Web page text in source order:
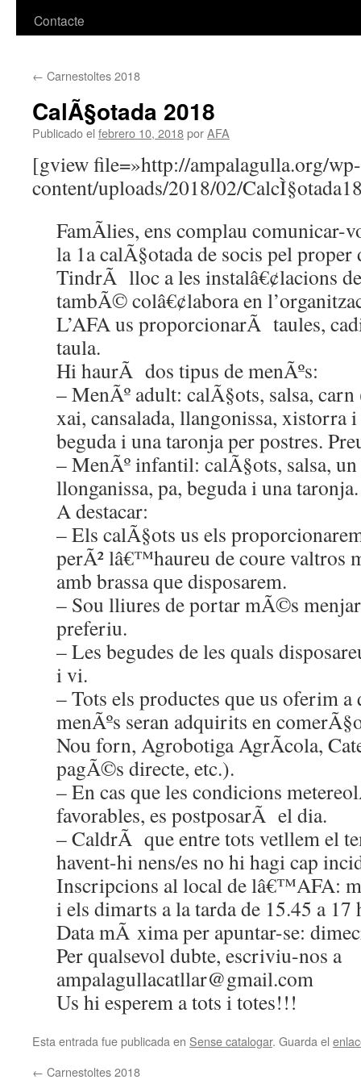
Contacte
← Carnestoltes 2018
CalÃ§otada 2018
Publicado el febrero 10, 2018porAFA
[gview file=»http://ampalagulla.org/wp-
content/uploads/2018/02/
FamÃ­lies, ens complau comunicar-
la 1a calÃ§otada de socis pel proper
TindrÃ lloc a les instalâ€¢lacions
tambÃ© colâ€¢labora en
L’AFA us proporcionarÃ taules,
taula.
Hi haurÃ dos tipus de menÃºs:
– MenÃº adult: calÃ§ots, salsa,
xai, cansalada, llangonissa, xistorra
beguda i una taronja per postres.
– MenÃº infantil: calÃ§ots, salsa,
llonganissa, pa, beguda i una
A destacar:
– Els calÃ§ots us els
perÃ² lâ€™haureu de coure valtros
amb brassa que disposarem.
– Sou lliures de portar mÃ©s
preferiu.
– Les begudes de les quals
i vi.
– Tots els productes que us oferim a
menÃºs seran adquirits en
Nou forn, Agrobotiga AgrÃ­cola,
pagÃ©s directe, etc.).
– En cas que les condicions
favorables, es postposarÃ el dia.
– CaldrÃ que entre tots vetllem el
havent-hi nens/es no hi hagi cap
Inscripcions al local de lâ€™AFA:
i els dimarts a la tarda de 15.45 a 17
Data mÃ xima per apuntar-se:
Per qualsevol dubte, escriviu-nos a
ampalagullacatllar@gmail.com
Us hi esperem a tots i totes!!!
Esta entrada fue publicada en Sense catalogar. Guarda el
← Carnestoltes 2018